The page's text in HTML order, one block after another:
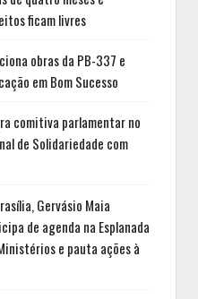
ficam livres
obras da PB-337 e
em Bom Sucesso
comitiva parlamentar no
de Solidariedade com
Gervásio Maia
de agenda na Esplanada
e pauta ações à